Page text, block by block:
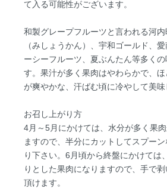
て入る可能性がございます。
和製グレープフルーツと言われる河
（みしょうかん）、宇和ゴールド、
ーシーフルーツ、夏ぶんたん等多くの
す。果汁が多く果肉はやわらかで、
が爽やかな、汗ばむ頃に冷やして美味
お召し上がり方
4月～5月にかけては、水分が多く果
ますので、半分にカットしてスプー
り下さい。6月頃から終盤にかけては
りとした果肉になりますので、手で
頂けます。